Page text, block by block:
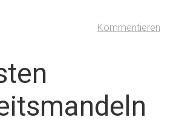
Kommentieren